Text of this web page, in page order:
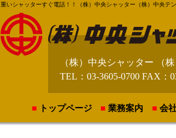
重いシャッターすぐ電話！！（株）中央シャッター（株）中央テン
（株）中央シャッター （
TEL：03-3605-0700 FAX：
トップページ 業務案内 会